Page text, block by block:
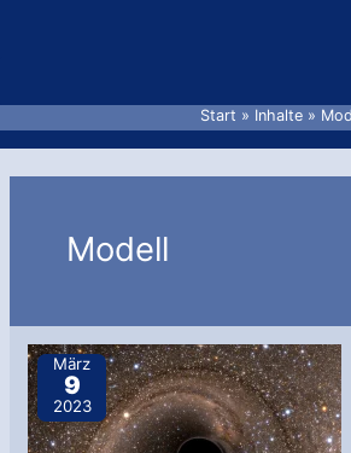
Start Inhalte
Modell
März
9
2023